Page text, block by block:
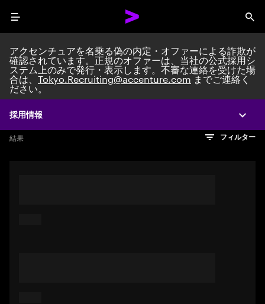
Menu
採用情報
アクセンチュアを名乗る偽の内定・オファーによる詐欺が
確認されています。正規のオファーは、当社の公式採用シ
ステム上のみで発行・表示します。不審な連絡を受けた場
合は、Tokyo.Recruiting@accenture.comまでご連絡く
ださい。
Search jobs at
検索のヒント
希望の仕事を表すフレーズや文章を使って検索してみてくださ
い。キーワードを引用符で囲むことで、完全一致検索もできま
文字数制限に達しました
検索結果を見るにはEnterキーを押してください
結果 フィルター